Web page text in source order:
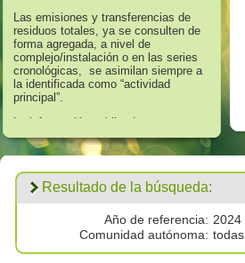
Las emisiones y transferencias de
residuos totales, ya se consulten de
forma agregada, a nivel de
complejo/instalación o en las series
cronológicas, se asimilan siempre a
la identificada como “actividad
principal”.
La información publicada en
referencia a los años 2008 hasta
2016 corresponde a aquella que
establecidos en el Anexo II “Lista de
Sustancias” del Real Decreto
508/2007, de 20 de abril, que regula
el suministro de información sobre
emisiones del Reglamento E - PRTR
y de las autorizaciones ambientales
integradas.
Resultado de la búsqueda:
Año de referencia: 2024
Comunidad autónoma: todas